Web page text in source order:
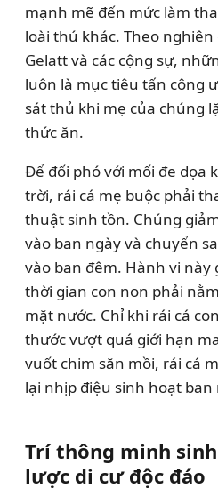
mạnh mẽ đến mức làm
loài thú khác. Theo
Gelatt và các cộng sự,
luôn là mục tiêu tấn công
sát thủ khi mẹ của chúng
thức ăn.
Để đối phó với mối đe dọa
trời, rái cá mẹ buộc phải
thuật sinh tồn. Chúng
vào ban ngày và chuyển
vào ban đêm. Hành vi này
thời gian con non phải
mặt nước. Chỉ khi rái cá
thước vượt quá giới hạn
vuốt chim săn mồi, rái cá
lại nhịp điệu sinh hoạt ban
Trí thông minh
lược di cư độc đáo